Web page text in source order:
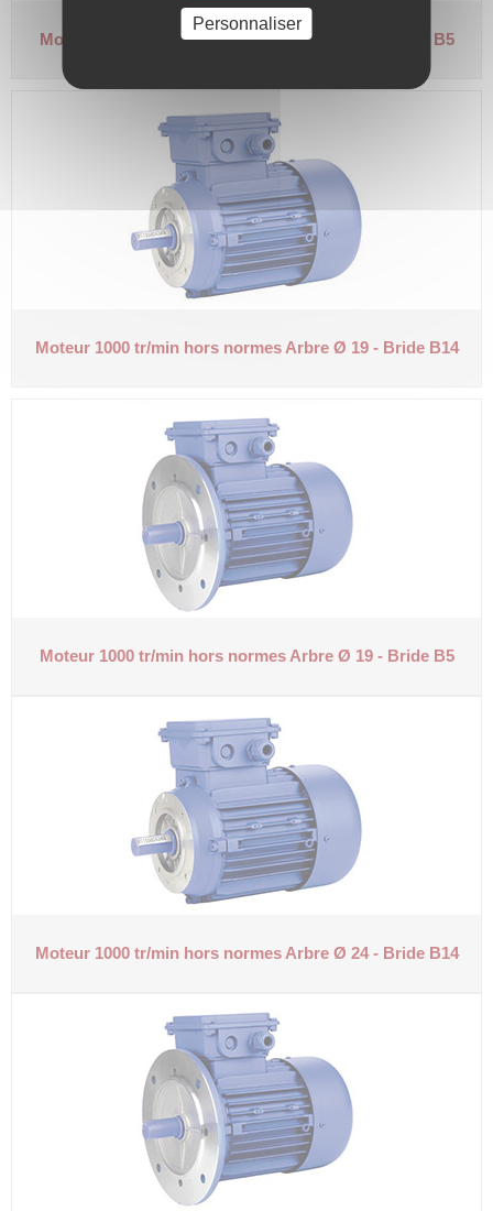
Moteur 1000 tr/min hors normesArbre Ø 14 - Bride B5
Moteur 1000 tr/min hors normesArbre Ø 19 - Bride B14
Moteur 1000 tr/min hors normesArbre Ø 19 - Bride B5
Moteur 1000 tr/min hors normesArbre Ø 24 - Bride B14
Personnaliser